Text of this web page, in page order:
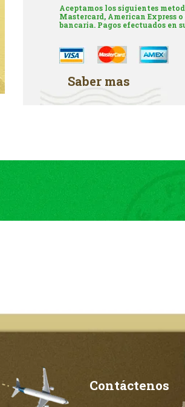
Aceptamos los siguientes
Mastercard, American Express
bancaria. Pagos efectuados en
Saber mas
Contáctenos